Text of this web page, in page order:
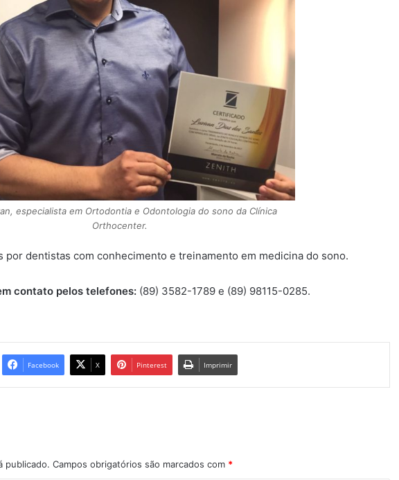
especialista em Ortodontia e Odontologia do sono da Clínica
Orthocenter.
por dentistas com conhecimento e treinamento em medicina do sono.
contato pelos telefones: (89) 3582-1789 e (89) 98115-0285.
Facebook X Pinterest Imprimir
publicado. Campos obrigatórios são marcados com *